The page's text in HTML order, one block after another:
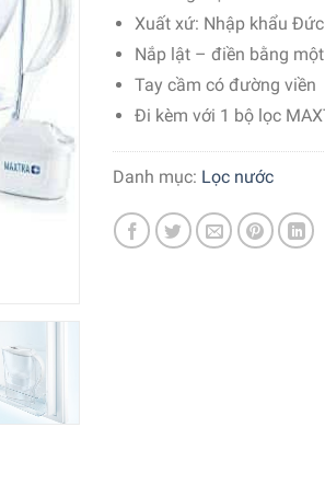
Xuất xứ: Nhập khẩu Đức
Nắp lật – điền bằng
Tay cầm có đường viền
Đi kèm với 1 bộ lọc
Danh mục: Lọc nước